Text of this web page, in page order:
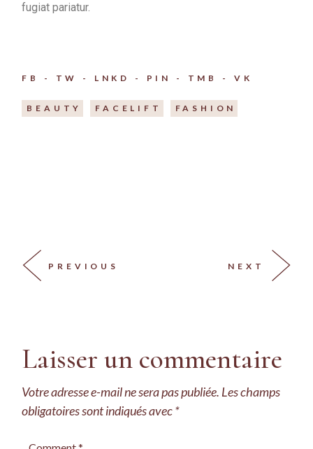
fugiat pariatur.
FB TW LNKD PIN TMB VK
BEAUTY FACELIFT FASHION
PREVIOUS NEXT
Laisser un commentaire
Votre adresse e-mail ne sera pas publiée. Les champs
obligatoires sont indiqués avec*